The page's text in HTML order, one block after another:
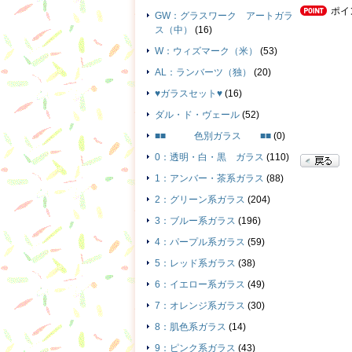
ポイ
GW：グラスワーク アートガラ
ス（中）
(16)
W：ウィズマーク（米）
(53)
AL：ランバーツ（独）
(20)
♥ガラスセット♥ (16)
ダル・ド・ヴェール (52)
■■ 色別ガラス ■■ (0)
0：透明・白・黒 ガラス (110)
1：アンバー・茶系ガラス (88)
2：グリーン系ガラス (204)
3：ブルー系ガラス (196)
4：パープル系ガラス (59)
5：レッド系ガラス (38)
6：イエロー系ガラス (49)
7：オレンジ系ガラス (30)
8：肌色系ガラス (14)
9：ピンク系ガラス (43)